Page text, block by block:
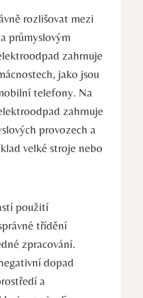
rozlišovat mezi
průmyslovým
zahrnuje
jako jsou
telefony. Na
zahrnuje
provozech a
velké stroje nebo
použití
třídění
zpracování.
dopad
a